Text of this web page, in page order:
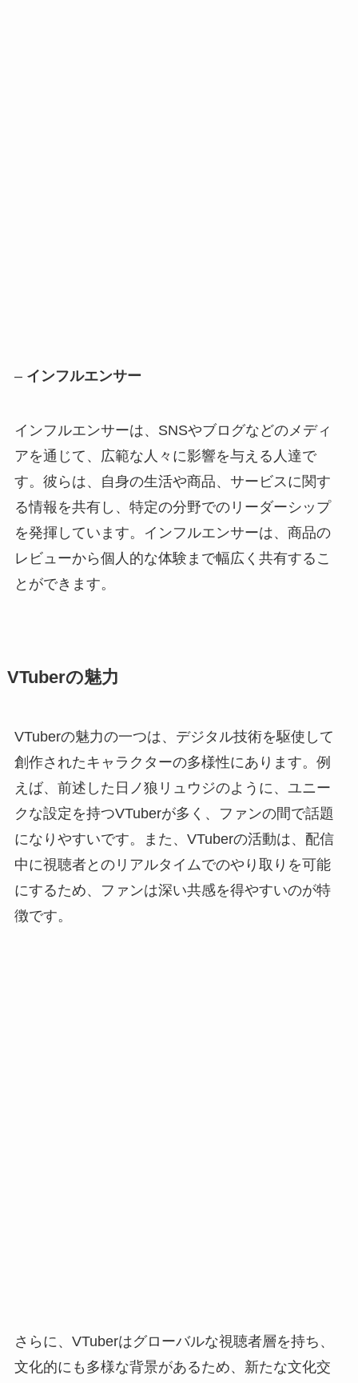
– インフルエンサー
インフルエンサーは、SNSやブログなどのメディ
アを通じて、広範な人々に影響を与える人達で
す。彼らは、自身の生活や商品、サービスに関す
る情報を共有し、特定の分野でのリーダーシップ
を発揮しています。インフルエンサーは、商品の
レビューから個人的な体験まで幅広く共有するこ
とができます。
VTuberの魅力
VTuberの魅力の一つは、デジタル技術を駆使して
創作されたキャラクターの多様性にあります。例
えば、前述した日ノ狼リュウジのように、ユニー
クな設定を持つVTuberが多く、ファンの間で話題
になりやすいです。また、VTuberの活動は、配信
中に視聴者とのリアルタイムでのやり取りを可能
にするため、ファンは深い共感を得やすいのが特
徴です。
さらに、VTuberはグローバルな視聴者層を持ち、
文化的にも多様な背景があるため、新たな文化交